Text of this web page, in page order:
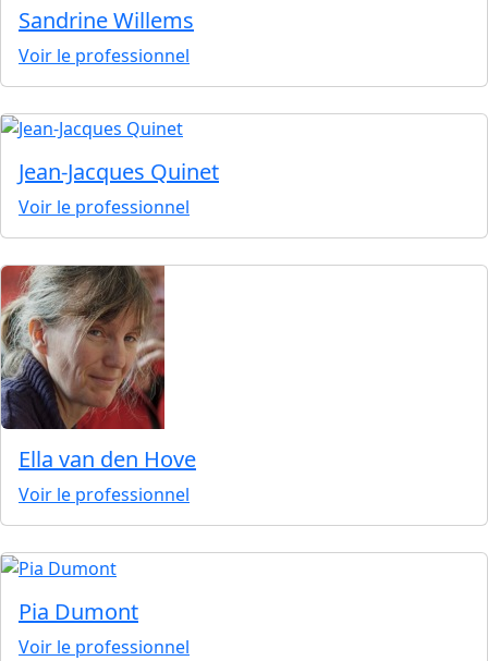
Sandrine Willems
Voir le professionnel
Jean-Jacques Quinet
Voir le professionnel
Ella van den Hove
Voir le professionnel
Pia Dumont
Voir le professionnel